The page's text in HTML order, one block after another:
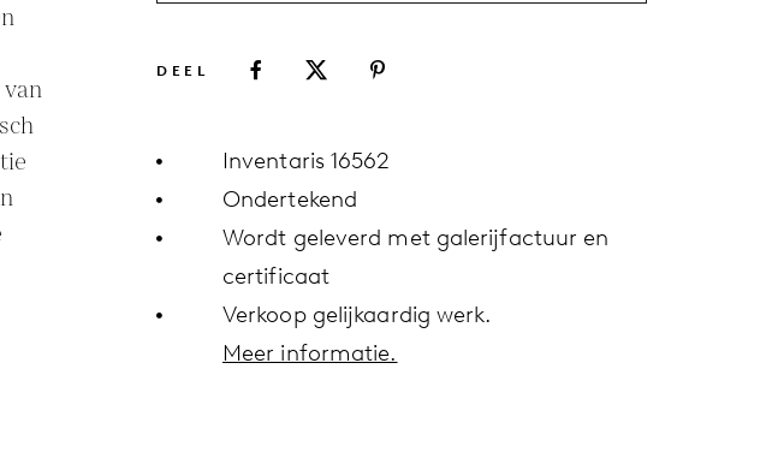
DEEL
Inventaris 16562
Ondertekend
Wordt geleverd met galerijfactuur en
certificaat
Verkoop gelijkaardig werk.
Meer informatie.